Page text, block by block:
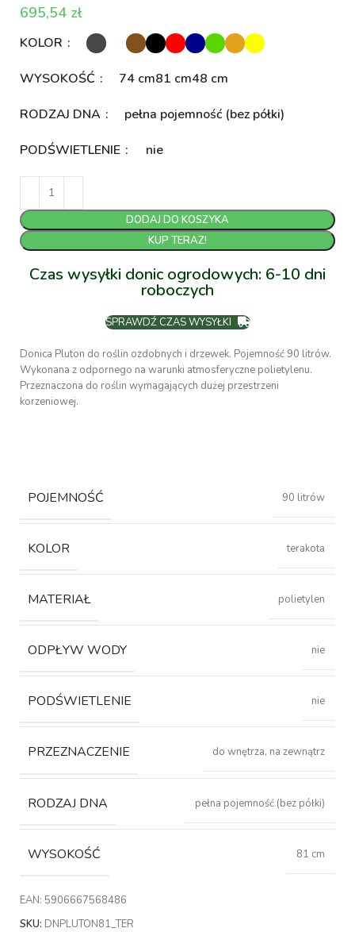
zł
KOLOR
WYSOKOŚĆ 74 cm81 cm48 cm
RODZAJ DNA pełna pojemność (bez półki)
PODŚWIETLENIE nie
DODAJ DO KOSZYKA
KUP TERAZ!
Czas wysyłki donic ogrodowych: 6-10 dni
roboczych
SPRAWDŹ CZAS WYSYŁKI
Donica Pluton do roślin ozdobnych i drzewek. Pojemność 90 litrów.
Wykonana z odpornego na warunki atmosferyczne polietylenu.
Przeznaczona do roślin wymagających dużej przestrzeni
korzeniowej.
POJEMNOŚĆ 90 litrów
KOLOR terakota
MATERIAŁ polietylen
ODPŁYW WODY nie
PODŚWIETLENIE nie
PRZEZNACZENIE do wnętrza, na zewnątrz
RODZAJ DNA pełna pojemność (bez półki)
WYSOKOŚĆ 81 cm
EAN: 5906667568486
SKU: DNPLUTON81_TER